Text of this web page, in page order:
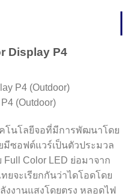
Display P4
P4 (Outdoor)
(Outdoor)
โนโลยีจอที่มีการพัฒนาโดย
มีซอฟต์แวร์เป็นตัวประมวล
Color LED ย่อมาจาก
ยจะเรียกกันว่าไดโอดโดย
งงานแสงโดยตรง หลอดไฟ